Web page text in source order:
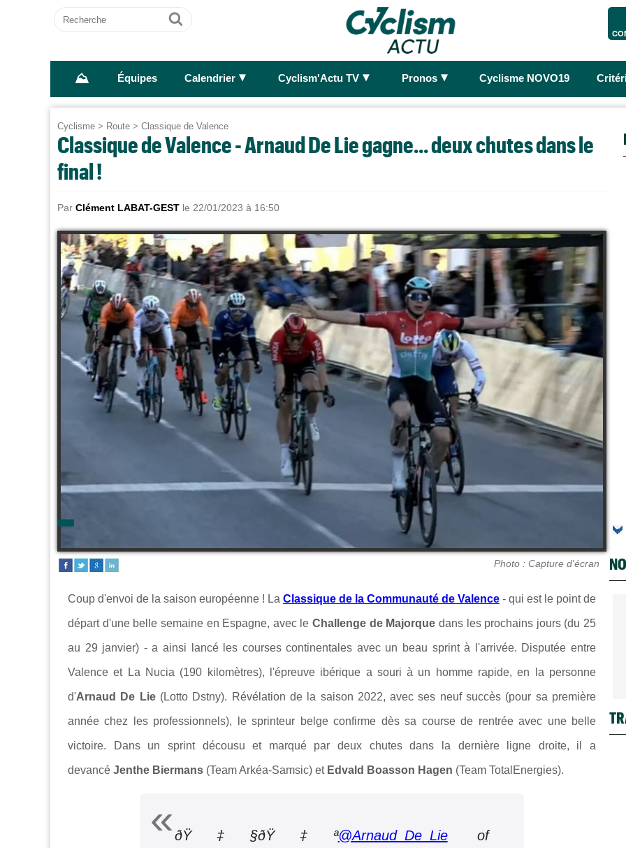
Recherche
Ok
⛰ Équipes Calendrier ► Cyclism'Actu TV ► Pronos ► Cyclisme NOVO19
Cyclisme > Route > Classique de Valence
Classique de Valence - Arnaud De Lie gagne... deux chutes dans le
final !
Par Clément LABAT-GEST le 22/01/2023 à 16:50
Photo : Capture d'écran
Coup d'envoi de la saison européenne ! La Classique de la Communauté de Valence - qui est le point de
départ d'une belle semaine en Espagne, avec le Challenge de Majorque dans les prochains jours (du 25
au 29 janvier) -a ainsi lancé les courses continentales avec un beau sprint à l'arrivée. Disputée entre
Valence et La Nucia (190 kilomètres), l'épreuve ibérique a souri à un homme rapide, en la personne
d'Arnaud De Lie(Lotto Dstny). Révélation de la saison 2022, avec ses neuf succès (pour sa première
année chez les professionnels), le sprinteur belge confirme dès sa course de rentrée avec une belle
victoire. Dans un sprint décousu et marqué par deux chutes dans la dernière ligne droite, il a
devancé Jenthe Biermans (Team Arkéa-Samsic) et Edvald Boasson Hagen (Team TotalEnergies).
ðŸ‡§ðŸ‡ª@Arnaud_De_Lieof